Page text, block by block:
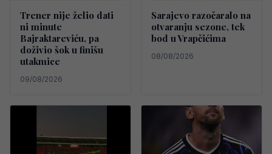
Trener nije želio dati
ni minute
Bajraktareviću, pa
doživio šok u finišu
utakmice
09/08/2026
Sarajevo razočaralo na
otvaranju sezone, tek
bod u Vrapčićima
08/08/2026